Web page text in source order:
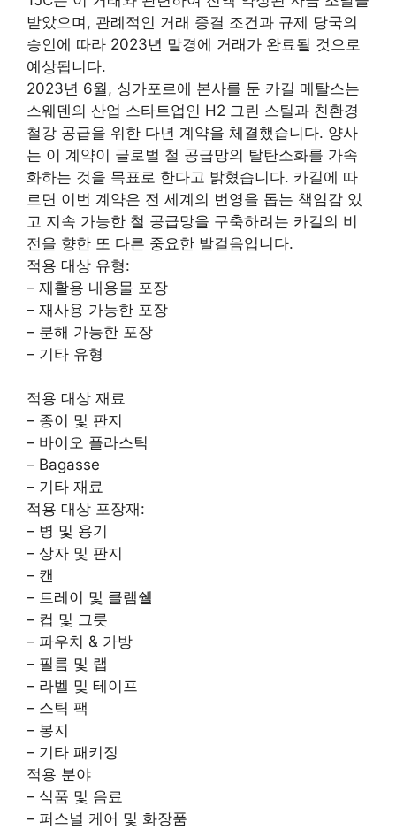
받았으며, 관례적인 거래 종결 조건과 규제 당국의
승인에 따라 2023년 말경에 거래가 완료될 것으로
예상됩니다.
2023년 6월, 싱가포르에 본사를 둔 카길 메탈스는
스웨덴의 산업 스타트업인 H2 그린 스틸과 친환경
철강 공급을 위한 다년 계약을 체결했습니다. 양사
는 이 계약이 글로벌 철 공급망의 탈탄소화를 가속
화하는 것을 목표로 한다고 밝혔습니다. 카길에 따
르면 이번 계약은 전 세계의 번영을 돕는 책임감 있
고 지속 가능한 철 공급망을 구축하려는 카길의 비
전을 향한 또 다른 중요한 발걸음입니다.
적용 대상 유형:
– 재활용 내용물 포장
– 재사용 가능한 포장
– 분해 가능한 포장
– 기타 유형
적용 대상 재료
– 종이 및 판지
– 바이오 플라스틱
– Bagasse
– 기타 재료
적용 대상 포장재:
– 병 및 용기
– 상자 및 판지
– 캔
– 트레이 및 클램쉘
– 컵 및 그릇
– 파우치 & 가방
– 필름 및 랩
– 라벨 및 테이프
– 스틱 팩
– 봉지
– 기타 패키징
적용 분야
– 식품 및 음료
– 퍼스널 케어 및 화장품